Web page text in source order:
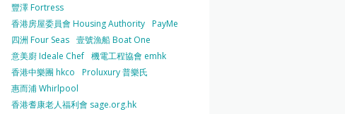
豐澤 Fortress
香港房屋委員會 Housing Authority PayMe
四洲 Four Seas 壹號漁船 Boat One
意美廚 Ideale Chef 機電工程協會 emhk
香港中樂團 hkco
Proluxury 普樂氏
惠而浦 Whirlpool
香港耆康老人福利會 sage.org.hk